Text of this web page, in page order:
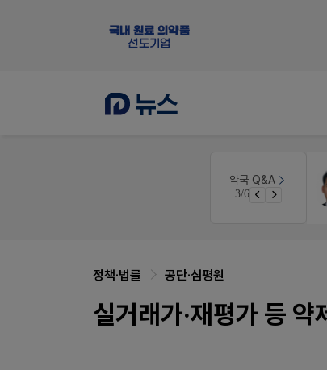
약국 Q&A
3/6
정책·법률 공단·심평원
실거래가·재평가 등 약